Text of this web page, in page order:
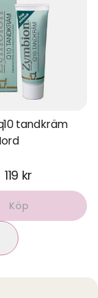
tandkräm
119 kr
Köp